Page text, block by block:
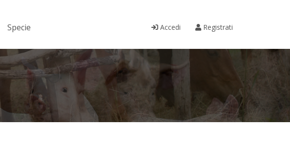
Specie Accedi Registrati